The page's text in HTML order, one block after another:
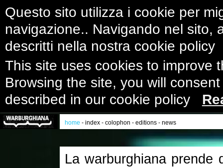
Questo sito utilizza i cookie per
navigazione.. Navigando nel sito,
descritti nella nostra cookie
This site uses cookies to improve
Browsing the site, you will
described in our cookie policy
home - index - colophon - editions - news
La warburghiana